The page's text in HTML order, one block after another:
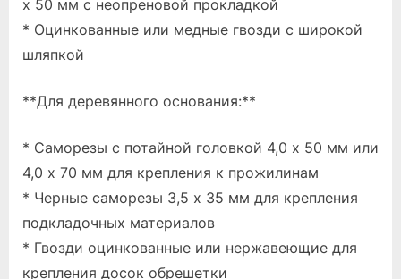
x 50 мм с неопреновой прокладкой
* Оцинкованные или медные гвозди с широкой
шляпкой
**Для деревянного основания:**
* Саморезы с потайной головкой 4,0 x 50 мм или
4,0 x 70 мм для крепления к прожилинам
* Черные саморезы 3,5 x 35 мм для крепления
подкладочных материалов
* Гвозди оцинкованные или нержавеющие для
крепления досок обрешетки